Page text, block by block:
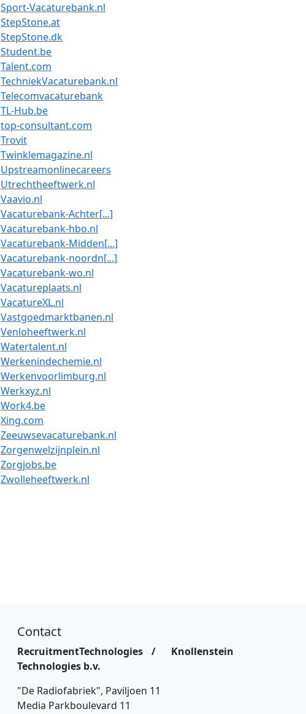
Sport-Vacaturebank.nl
StepStone.at
StepStone.dk
Student.be
Talent.com
TechniekVacaturebank.nl
Telecomvacaturebank
TL-Hub.be
top-consultant.com
Trovit
Twinklemagazine.nl
Upstreamonlinecareers
Utrechtheeftwerk.nl
Vaavio.nl
Vacaturebank-Achter[...]
Vacaturebank-hbo.nl
Vacaturebank-Midden[...]
Vacaturebank-noordn[...]
Vacaturebank-wo.nl
Vacatureplaats.nl
VacatureXL.nl
Vastgoedmarktbanen.nl
Venloheeftwerk.nl
Watertalent.nl
Werkenindechemie.nl
Werkenvoorlimburg.nl
Werkxyz.nl
Work4.be
Xing.com
Zeeuwsevacaturebank.nl
Zorgenwelzijnplein.nl
Zorgjobs.be
Zwolleheeftwerk.nl
Contact
RecruitmentTechnologies / Knollenstein
Technologies b.v.
"De Radiofabriek", Paviljoen 11
Media Parkboulevard 11